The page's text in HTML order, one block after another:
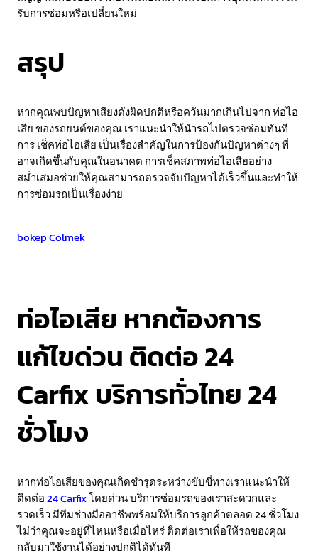
รับการซ่อมหรือเปลี่ยนใหม่
สรุป
หากคุณพบปัญหาเสียงดังผิดปกติหรือควันมากเกินไปจาก ท่อไอ
เสีย ของรถยนต์ของคุณ เราแนะนำให้นำรถไปตรวจซ่อมทันที
การ เช็คท่อไอเสีย เป็นเรื่องสำคัญในการป้องกันปัญหาต่างๆ ที่
อาจเกิดขึ้นกับคุณในอนาคต การเช็คสภาพท่อไอเสียอย่าง
สม่ำเสมอช่วยให้คุณสามารถตรวจจับปัญหาได้เร็วขึ้นและทำให้
การซ่อมรถเป็นเรื่องง่าย
bokep Colmek
ท่อไอเสีย หากต้องการ
แก้ไขด่วน ติดต่อ 24
Carfix บริการทั่วไทย 24
ชั่วโมง
หากท่อไอเสียของคุณเกิดชำรุดระหว่างขับขี่ทางเราแนะนำให้
ติดต่อ24 Carfixโดยด่วน บริการซ่อมรถของเราสะดวกและ
รวดเร็ว มีทีมช่างมืออาชีพพร้อมให้บริการลูกค้าตลอด 24 ชั่วโมง
ไม่ว่าคุณจะอยู่ที่ไหนหรือเมื่อไหร่ ติดต่อเราเพื่อให้รถของคุณ
กลับมาใช้งานได้อย่างปกติได้ทันที